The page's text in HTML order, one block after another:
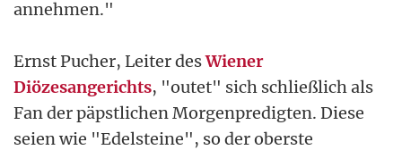
annehmen."
Ernst Pucher, Leiter desWiener
Diözesangerichts, "outet" sich schließlich als
Fan der päpstlichen Morgenpredigten. Diese
seien wie "Edelsteine", so der oberste